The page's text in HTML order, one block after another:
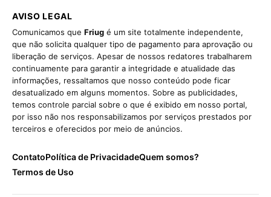
AVISO LEGAL
Comunicamos que Friug é um site totalmente independente,
que não solicita qualquer tipo de pagamento para aprovação ou
liberação de serviços. Apesar de nossos redatores trabalharem
continuamente para garantir a integridade e atualidade das
informações, ressaltamos que nosso conteúdo pode ficar
desatualizado em alguns momentos. Sobre as publicidades,
temos controle parcial sobre o que é exibido em nosso portal,
por isso não nos responsabilizamos por serviços prestados por
terceiros e oferecidos por meio de anúncios.
ContatoPolítica de PrivacidadeQuem somos?
Termos de Uso